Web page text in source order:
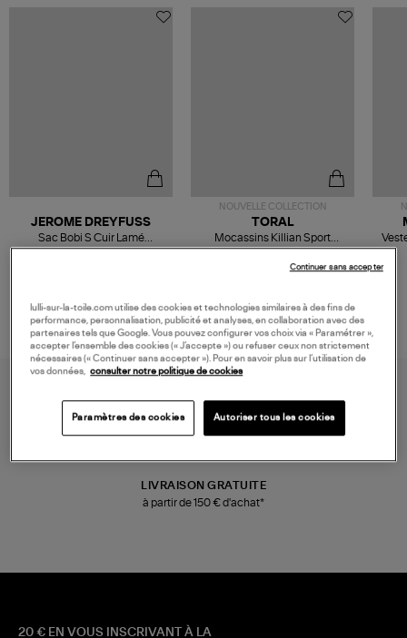
JEROME DREYFUSS
Sac Bobi S Cuir Lamé
Champagne
NOUVELLE COLLECTION
TORAL
Mocassins Killian Sport
Mousse
LIVRAISON GRATUITE
à partir de 150 € d'achat*
20 € EN VOUS INSCRIVANT À LA
lulli-sur-la-toile.com utilise des cookies et technologies similaires à des fins de
performance, personnalisation, publicité et analyses, en collaboration avec des
partenaires tels que Google. Vous pouvez configurer vos choix via « Paramétrer »,
accepter l’ensemble des cookies (« J’accepte ») ou refuser ceux non strictement
nécessaires (« Continuer sans accepter »). Pour en savoir plus sur l’utilisation de
vos données, consulter notre politique de cookies
Paramètres des cookies Autoriser tous les cookies
Continuer sans accepter